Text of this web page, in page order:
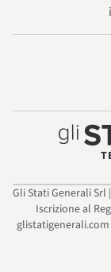
Gli Stati Generali Srl
Iscrizione al